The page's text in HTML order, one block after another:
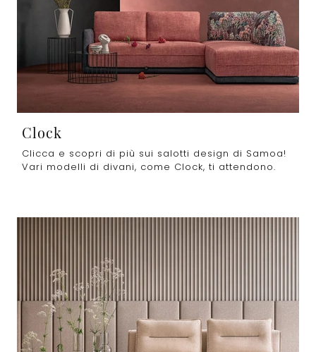
Clock
Clicca e scopri di più sui salotti design di Samoa!
Vari modelli di divani, come Clock, ti attendono.